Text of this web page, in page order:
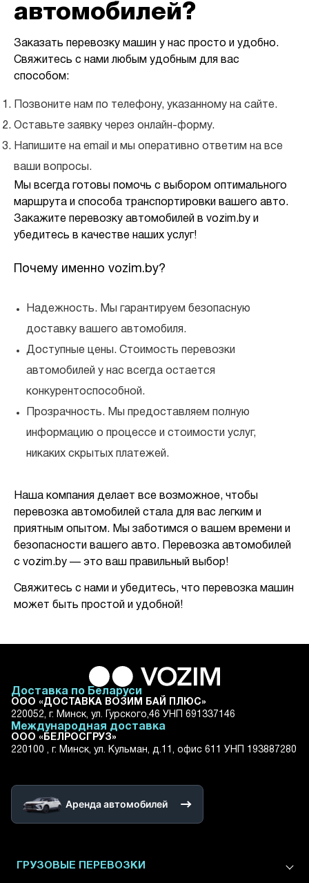
автомобилей?
Заказать перевозку машин у нас просто и удобно.
Свяжитесь с нами любым удобным для вас
способом:
Позвоните нам по телефону, указанному на сайте.
Оставьте заявку через онлайн-форму.
Напишите на email и мы оперативно ответим на все
ваши вопросы.
Мы всегда готовы помочь с выбором оптимального
маршрута и способа транспортировки вашего авто.
Закажите перевозку автомобилей в vozim.by и
убедитесь в качестве наших услуг!
Почему именно vozim.by?
Надежность. Мы гарантируем безопасную
доставку вашего автомобиля.
Доступные цены. Стоимость перевозки
автомобилей у нас всегда остается
конкурентоспособной.
Прозрачность. Мы предоставляем полную
информацию о процессе и стоимости услуг,
никаких скрытых платежей.
Наша компания делает все возможное, чтобы
перевозка автомобилей стала для вас легким и
приятным опытом. Мы заботимся о вашем времени и
безопасности вашего авто. Перевозка автомобилей
с vozim.by — это ваш правильный выбор!
Свяжитесь с нами и убедитесь, что перевозка машин
может быть простой и удобной!
Доставка по Беларуси
ООО «ДОСТАВКА ВОЗИМ БАЙ ПЛЮС»
220052, г. Минск, ул. Гурского,46 УНП 691337146
Международная доставка
ООО «БЕЛРОСГРУЗ»
220100 , г. Минск, ул. Кульман, д.11, офис 611 УНП 193887280
Аренда автомобилей
ГРУЗОВЫЕ ПЕРЕВОЗКИ